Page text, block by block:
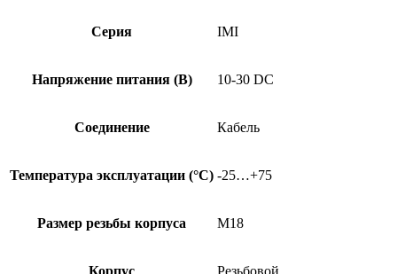
Серия IMI
Напряжение питания (В) 10-30 DC
Соединение Кабель
Температура эксплуатации (°C) -25…+75
Размер резьбы корпуса M18
Корпус Резьбовой